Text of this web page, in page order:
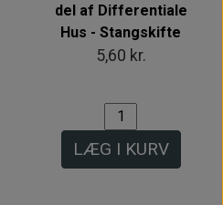
del af Differentiale
Hus - Stangskifte
5,60 kr.
LÆG I KURV